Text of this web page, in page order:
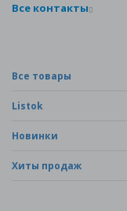
Все контакты
Все товары
Listok
Новинки
Хиты продаж